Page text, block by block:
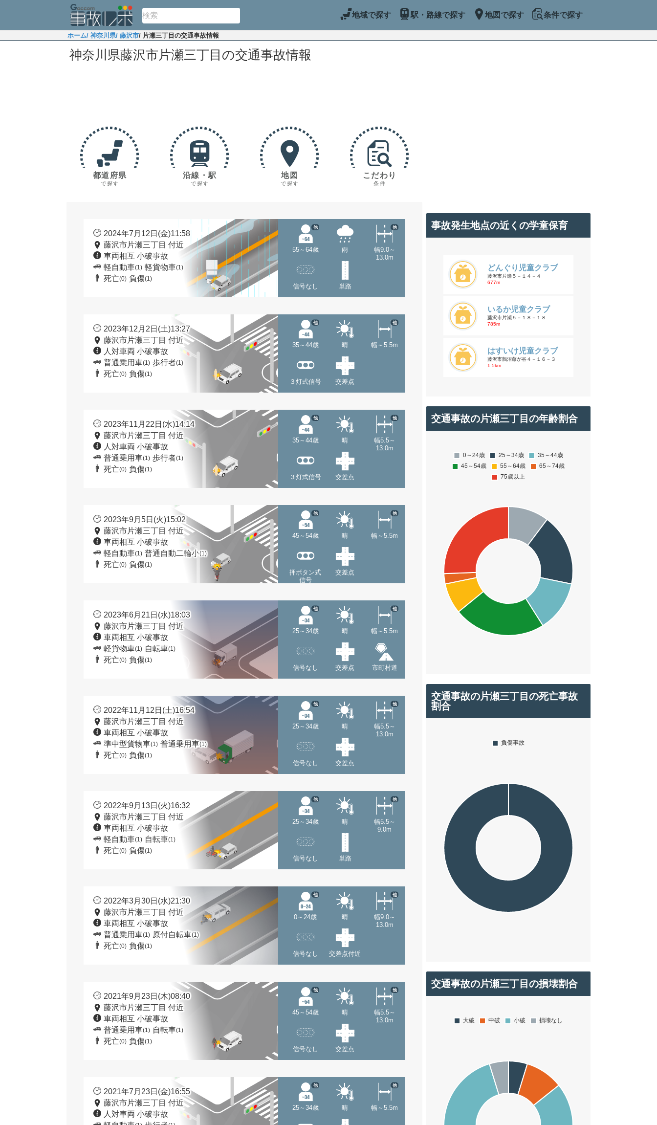
地域で探す 駅・路線で探す 地図で探す 条件で探す
ホーム/ 神奈川県/ 藤沢市/ 片瀬三丁目の交通事故情報
神奈川県藤沢市片瀬三丁目の交通事故情報
都道府県
で探す
沿線・駅
で探す
地図
で探す
こだわり
条件
2024年7月12日(金)11:58
藤沢市片瀬三丁目 付近
車両相互 小破事故
軽自動車(1) 軽貨物車(1)
死亡(0) 負傷(1)
55～64歳
他
雨
幅9.0～
13.0m
他
信号なし 単路
2023年12月2日(土)13:27
藤沢市片瀬三丁目 付近
人対車両 小破事故
普通乗用車(1) 歩行者(1)
死亡(0) 負傷(1)
35～44歳
他
晴 幅～5.5m
他
３灯式信号 交差点
2023年11月22日(水)14:14
藤沢市片瀬三丁目 付近
人対車両 小破事故
普通乗用車(1) 歩行者(1)
死亡(0) 負傷(1)
35～44歳
他
晴
幅5.5～
13.0m
他
３灯式信号 交差点
2023年9月5日(火)15:02
藤沢市片瀬三丁目 付近
車両相互 小破事故
軽自動車(1) 普通自動二輪小(1)
死亡(0) 負傷(1)
45～54歳
他
晴 幅～5.5m
他
押ボタン式
信号
交差点
2023年6月21日(水)18:03
藤沢市片瀬三丁目 付近
車両相互 小破事故
軽貨物車(1) 自転車(1)
死亡(0) 負傷(1)
25～34歳
他
晴 幅～5.5m
他
信号なし 交差点 市町村道
2022年11月12日(土)16:54
藤沢市片瀬三丁目 付近
車両相互 小破事故
準中型貨物車(1) 普通乗用車(1)
死亡(0) 負傷(1)
25～34歳
他
晴
幅5.5～
13.0m
他
信号なし 交差点
2022年9月13日(火)16:32
藤沢市片瀬三丁目 付近
車両相互 小破事故
軽自動車(1) 自転車(1)
死亡(0) 負傷(1)
25～34歳
他
晴
幅5.5～
9.0m
他
信号なし 単路
2022年3月30日(水)21:30
藤沢市片瀬三丁目 付近
車両相互 小破事故
普通乗用車(1) 原付自転車(1)
死亡(0) 負傷(1)
0～24歳
他
晴
幅9.0～
13.0m
他
信号なし 交差点付近
2021年9月23日(木)08:40
藤沢市片瀬三丁目 付近
車両相互 小破事故
普通乗用車(1) 自転車(1)
死亡(0) 負傷(1)
45～54歳
他
晴
幅5.5～
13.0m
他
信号なし 交差点
2021年7月23日(金)16:55
藤沢市片瀬三丁目 付近
人対車両 小破事故
25～34歳
他
晴 幅～5.5m
他
事故発生地点の近くの学童保育
どんぐり児童クラブ
藤沢市片瀬５－１４－４
677m
いるか児童クラブ
藤沢市片瀬５－１８－１８
785m
はすいけ児童クラブ
藤沢市鵠沼藤が谷４－１６－３
1.5km
交通事故の片瀬三丁目の年齢割合
交通事故の片瀬三丁目の死亡事故
割合
交通事故の片瀬三丁目の損壊割合